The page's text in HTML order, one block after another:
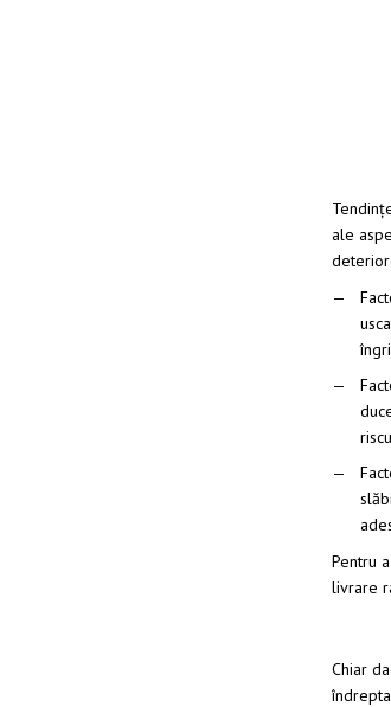
ale
Pentru
livrare
Chiar